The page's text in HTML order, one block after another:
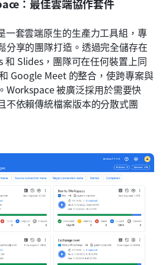
：最佳雲端協作套件
一套雲端原生的生產力工具組，專
分享的團隊打造。透過完全儲存在
和 Slides，團隊可在任何裝置上同
Google Meet 的整合，使跨專案與
Workspace 被廣泛採用於需要快
不依賴傳統檔案版本的分散式團